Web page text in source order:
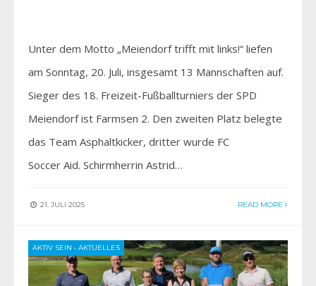
Unter dem Motto „Meiendorf trifft mit links!“ liefen
am Sonntag, 20. Juli, insgesamt 13 Mannschaften auf.
Sieger des 18. Freizeit-Fußballturniers der SPD
Meiendorf ist Farmsen 2. Den zweiten Platz belegte
das Team Asphaltkicker, dritter wurde FC
Soccer Aid. Schirmherrin Astrid…
21. JULI 2025 READ MORE
AKTIV SEIN • AKTUELLES